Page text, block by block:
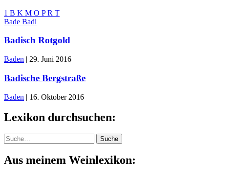
1 B K M O PR T
Bade Badi
Badisch Rotgold
Baden | 29. Juni 2016
Badische Bergstraße
Baden | 16. Oktober 2016
Lexikon durchsuchen:
Suche Suche
Aus meinem Weinlexikon: